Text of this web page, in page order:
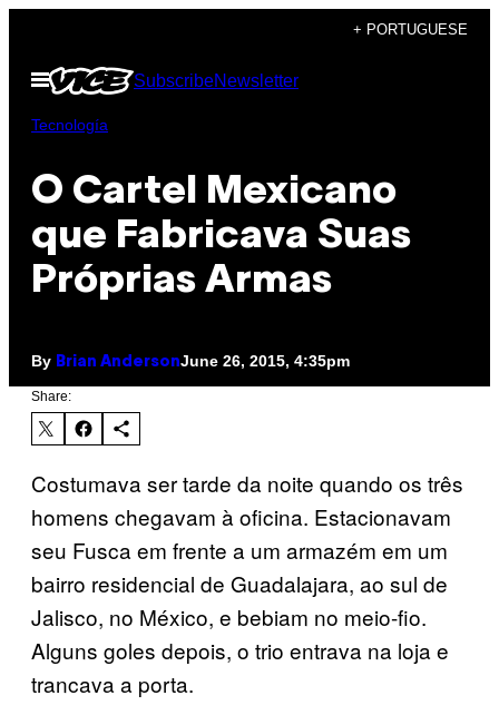
content
+ PORTUGUESE
Open
Menu
SubscribeNewsletter
Tecnología
​O Cartel Mexicano
que Fabricava Suas
Próprias Armas
By Brian AndersonJune 26, 2015, 4:35pm
Share:
Costumava ser tarde da noite quando os três
homens chegavam à oficina. Estacionavam
seu Fusca em frente a um armazém em um
bairro residencial de Guadalajara, ao sul de
Jalisco, no México, e bebiam no meio-fio.
Alguns goles depois, o trio entrava na loja e
trancava a porta.